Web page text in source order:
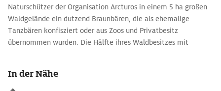
Naturschützer der Organisation Arcturos in einem 5 ha großen
Waldgelände ein dutzend Braunbären, die als ehemalige
Tanzbären konfisziert oder aus Zoos und Privatbesitz
übernommen wurden. Die Hälfte ihres Waldbesitzes mit
und umsorgt dürfen Sie hier Ihren Lebensabend verbringen.
In der Nähe